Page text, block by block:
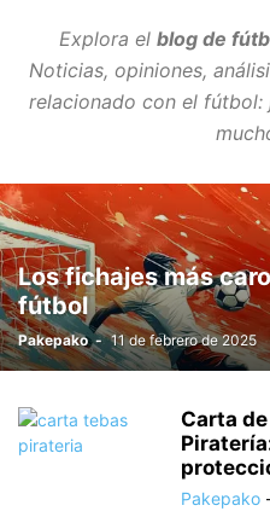
Explora el blog de
Noticias, opiniones,
relacionado con el fútbol:
Los fichajes más
fútbol
Pakepako - 11 de febrero de 2025
Carta
Pakepako